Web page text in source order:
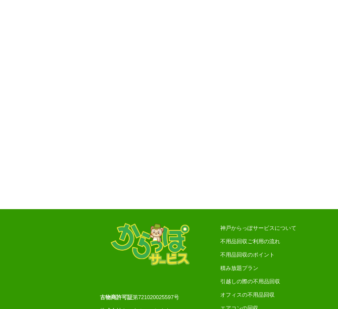
古物商許可証第721020025597号
神戸からっぽサービスについて
不用品回収ご利用の流れ
不用品回収のポイント
積み放題プラン
引越しの際の不用品回収
オフィスの不用品回収
エアコンの回収